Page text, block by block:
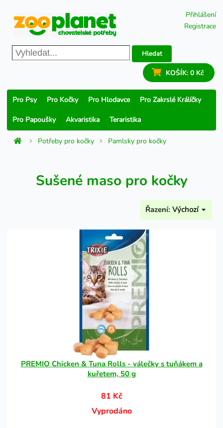
Přihlášení
Registrace
Hledat
KOŠÍK: 0 Kč
Pro Psy Pro Kočky Pro Hlodavce Pro Zakrslé Králíčky
Pro Papoušky Akvaristika Teraristika
Potřeby pro kočky Pamlsky pro kočky
Sušené maso pro kočky
Řazení: Výchozí
PREMIO Chicken & Tuna Rolls - válečky s tuňákem a
kuřetem, 50 g
81 Kč
Vyprodáno